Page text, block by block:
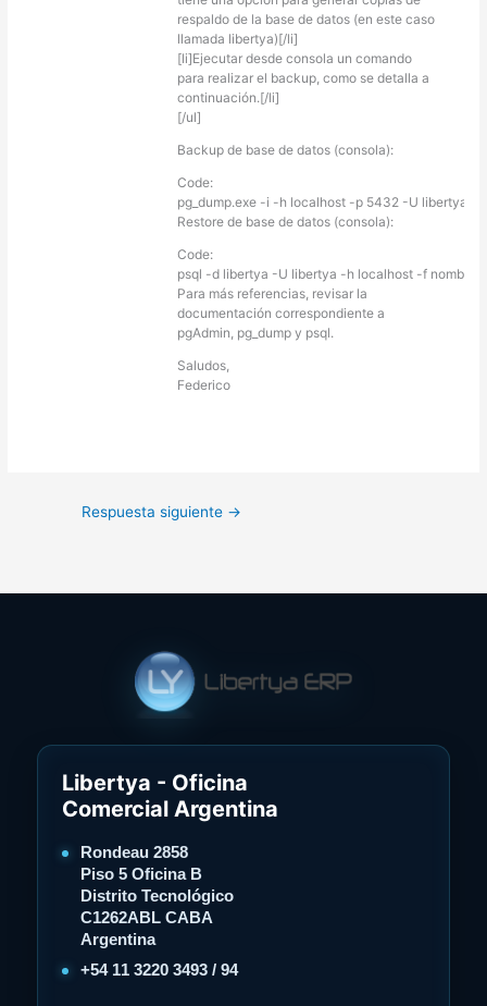
respaldo de la base de datos (en este caso
llamada libertya)[/li]
[li]Ejecutar desde consola un comando
para realizar el backup, como se detalla a
continuación.[/li]
[/ul]
Backup de base de datos (consola):
Code:
pg_dump.exe -i -h localhost -p 5432 -U libertya -
Restore de base de datos (consola):
Code:
psql -d libertya -U libertya -h localhost -f
Para más referencias, revisar la
documentación correspondiente a
pgAdmin, pg_dump y psql.
Saludos,
Federico
Respuesta siguiente →
Libertya - Oficina
Comercial Argentina
Rondeau 2858
Piso 5 Oficina B
Distrito Tecnológico
C1262ABL CABA
Argentina
+54 11 3220 3493 / 94